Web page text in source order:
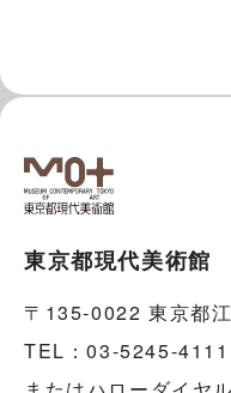
東京都現代美術館
〒135-0022 東京都
TEL：03-5245-4111